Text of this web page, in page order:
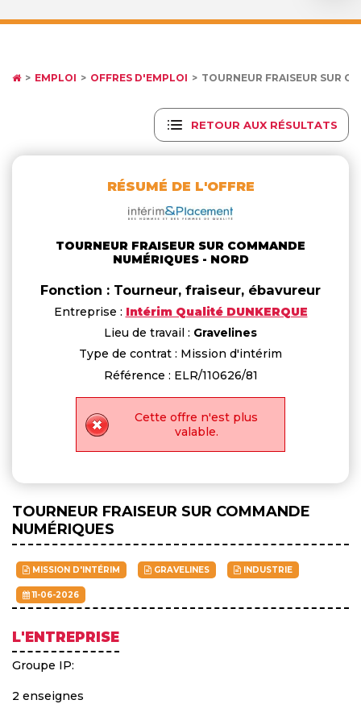
EMPLOI OFFRES D'EMPLOI TOURNEUR FRAISEUR SUR
RETOUR AUX RÉSULTATS
RÉSUMÉ DE L'OFFRE
TOURNEUR FRAISEUR SUR COMMANDE
NUMÉRIQUES - NORD
Fonction : Tourneur, fraiseur, ébavureur
Entreprise : Intérim Qualité DUNKERQUE
Lieu de travail : Gravelines
Type de contrat : Mission d'intérim
Référence : ELR/110626/81
Cette offre n'est plus
valable.
TOURNEUR FRAISEUR SUR COMMANDE
NUMÉRIQUES
MISSION D'INTÉRIM GRAVELINES INDUSTRIE
11-06-2026
L'ENTREPRISE
Groupe IP:
2 enseignes